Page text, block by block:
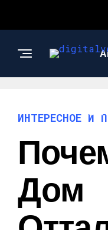
ИНТЕРЕСНОЕ И
Дом